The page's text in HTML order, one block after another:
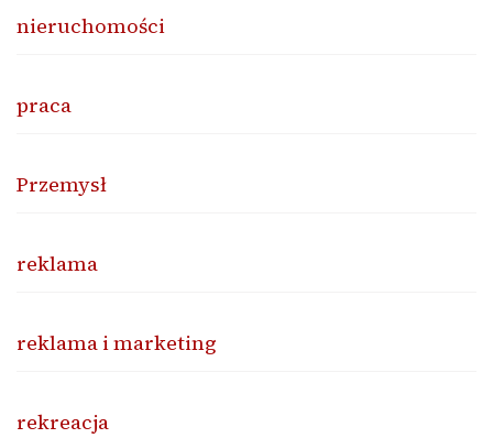
nieruchomości
praca
Przemysł
reklama
reklama i marketing
rekreacja